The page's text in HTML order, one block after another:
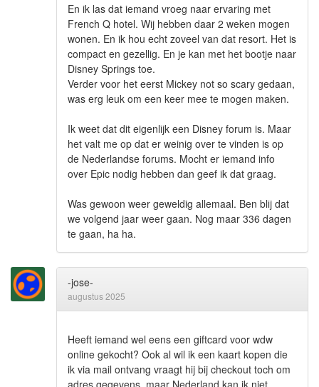
En ik las dat iemand vroeg naar ervaring met
French Q hotel. Wij hebben daar 2 weken mogen
wonen. En ik hou echt zoveel van dat resort. Het is
compact en gezellig. En je kan met het bootje naar
Disney Springs toe.
Verder voor het eerst Mickey not so scary gedaan,
was erg leuk om een keer mee te mogen maken.
Ik weet dat dit eigenlijk een Disney forum is. Maar
het valt me op dat er weinig over te vinden is op
de Nederlandse forums. Mocht er iemand info
over Epic nodig hebben dan geef ik dat graag.
Was gewoon weer geweldig allemaal. Ben blij dat
we volgend jaar weer gaan. Nog maar 336 dagen
te gaan, ha ha.
-jose-
augustus 2025
Heeft iemand wel eens een giftcard voor wdw
online gekocht? Ook al wil ik een kaart kopen die
ik via mail ontvang vraagt hij bij checkout toch om
adres gegevens, maar Nederland kan ik niet